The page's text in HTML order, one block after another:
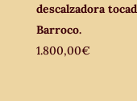
descalzadora
Barroco.
1.800,00€